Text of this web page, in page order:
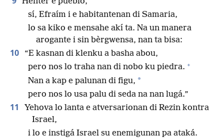
sí, Efraím i e habitantenan di Samaria,
lo sa kiko e mensahe akí ta. Na un manera
arogante i sin bèrgwensa, nan ta bisa:
10
“E kasnan di klenku a basha abou,
pero nos lo traha nan di nobo ku piedra. +
Nan a kap e palunan di figu, *
pero nos lo usa palu di seda na nan lugá.”
11
Yehova lo lanta e atversarionan di Rezin kontra
Israel,
i lo e instigá Israel su enemigunan pa ataká.